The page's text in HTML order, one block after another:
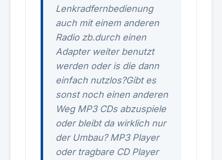
Lenkradfernbedienung
auch mit einem anderen
Radio zb.durch einen
Adapter weiter benutzt
werden oder is die dann
einfach nutzlos?Gibt es
sonst noch einen anderen
Weg MP3 CDs abzuspiele
oder bleibt da wirklich nur
der Umbau? MP3 Player
oder tragbare CD Player